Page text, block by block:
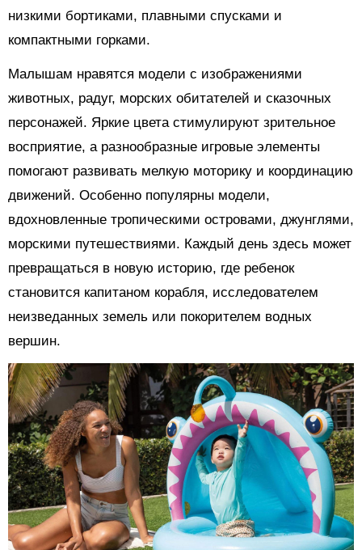
низкими бортиками, плавными спусками и
компактными горками.
Малышам нравятся модели с изображениями
животных, радуг, морских обитателей и сказочных
персонажей. Яркие цвета стимулируют зрительное
восприятие, а разнообразные игровые элементы
помогают развивать мелкую моторику и координацию
движений. Особенно популярны модели,
вдохновленные тропическими островами, джунглями,
морскими путешествиями. Каждый день здесь может
превращаться в новую историю, где ребенок
становится капитаном корабля, исследователем
неизведанных земель или покорителем водных
вершин.